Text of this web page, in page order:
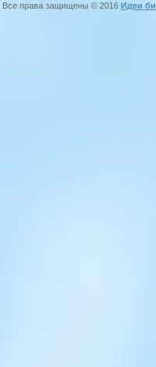
Все права защищены © 2016 Идеи